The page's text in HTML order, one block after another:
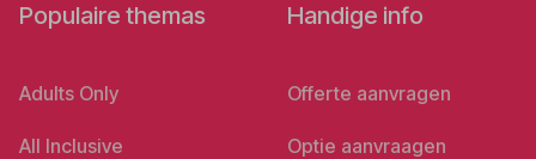
Populaire themas
Adults Only
All Inclusive
Handige info
Offerte aanvragen
Optie aanvraagen